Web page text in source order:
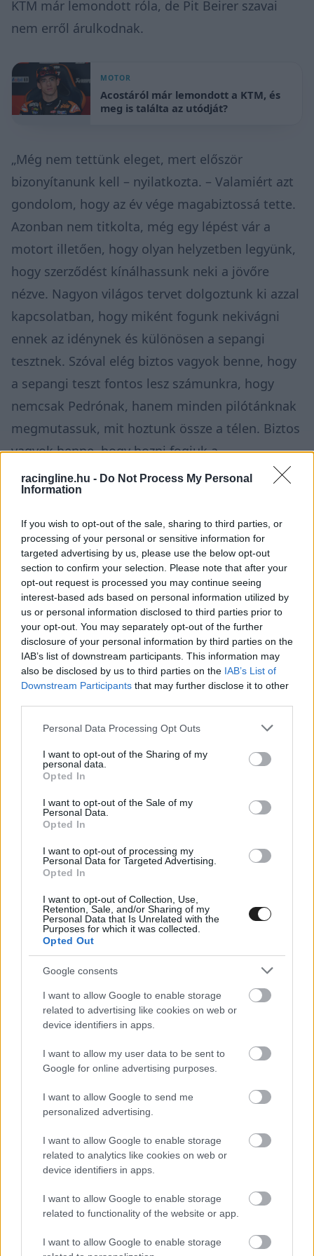
racingline.hu - Do Not Process My Personal
Information
If you wish to opt-out of the sale, sharing to third parties, or
processing of your personal or sensitive information for
targeted advertising by us, please use the below opt-out
section to confirm your selection. Please note that after your
opt-out request is processed you may continue seeing
interest-based ads based on personal information utilized by
us or personal information disclosed to third parties prior to
your opt-out. You may separately opt-out of the further
disclosure of your personal information by third parties on the
IAB’s list of downstream participants. This information may
also be disclosed by us to third parties on the IAB’s List of
Downstream Participants that may further disclose it to other
Please note that this website/app uses one or more Google
not limited to your visit or usage behaviour. You may click to
grant or deny consent to Google and its third-party tags to
use your data for below specified purposes in below Google
consent section.
Personal Data Processing Opt Outs
I want to opt-out of the Sharing of my
personal data.
Opted In
I want to opt-out of the Sale of my
Personal Data.
Opted In
I want to opt-out of processing my
Personal Data for Targeted Advertising.
Opted In
I want to opt-out of Collection, Use,
Retention, Sale, and/or Sharing of my
Personal Data that Is Unrelated with the
Purposes for which it was collected.
Opted Out
Google consents
I want to allow Google to enable storage
related to advertising like cookies on web or
device identifiers in apps.
I want to allow my user data to be sent to
Google for online advertising purposes.
I want to allow Google to send me
personalized advertising.
I want to allow Google to enable storage
related to analytics like cookies on web or
device identifiers in apps.
I want to allow Google to enable storage
related to functionality of the website or app.
I want to allow Google to enable storage
KTM már lemondott róla, de Pit Beirer szavai
nem erről árulkodnak.
MOTOR
Acostáról már lemondott a KTM, és
meg is találta az utódját?
„Még nem tettünk eleget, mert először
bizonyítanunk kell – nyilatkozta. – Valamiért azt
gondolom, hogy az év vége magabiztossá tette.
Azonban nem titkolta, még egy lépést vár a
motort illetően, hogy olyan helyzetben legyünk,
hogy szerződést kínálhassunk neki a jövőre
nézve. Nagyon világos tervet dolgoztunk ki azzal
kapcsolatban, hogy miként fogunk nekivágni
ennek az idénynek és különösen a sepangi
tesztnek. Szóval elég biztos vagyok benne, hogy
a sepangi teszt fontos lesz számunkra, hogy
nemcsak Pedrónak, hanem minden pilótánknak
megmutassuk, mit hoztunk össze a télen. Biztos
vagyok benne, hogy hozni fogjuk a
teljesítményt, jól sikerül a tesztünk Sepangban,
és abból a légkörből kiindulva fogunk beszélni a
versenyzőinkkel a jövőről. Most, amikor
mindannyian egy lépést várnak tőlünk, nem
akarok beszélni velük. Elvégeztük a házi
feladatunkat, Sepangban pedig jó köridőket kell
elérnünk. Fontos a versenyző által tapasztalt
érzés. Nem csupán a köridő számít, hanem az is,
hogy hogy érzik magukat, amikor felülnek a
motorra, és megoldódott-e az a néhány
A témában természetesen magát az érintettet is
módon kerülte az érdemi válaszadást. Azt
munkaadóját, és egyértelműsítette, hogy
szerinte nem a KTM bemutatójának alkalmából
megrendezett eseményen kellene pedzegetni,
hogy esetleg elhagyja a márkát.
„Nos, jelen pillanatban elég gondot okoz, hogy
lássam, mi történik Malajziában –jelentette ki